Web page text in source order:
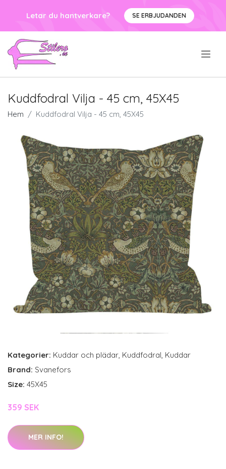
Letar du hantverkare? SE ERBJUDANDEN
Kuddfodral Vilja - 45 cm, 45X45
Hem Kuddfodral Vilja - 45 cm, 45X45
Kategorier: Kuddar och plädar, Kuddfodral, Kuddar
Brand: Svanefors
Size: 45X45
359 SEK
MER INFO!